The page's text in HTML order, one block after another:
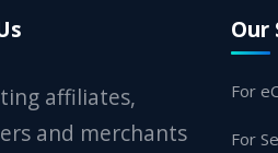
affiliates,
and merchants
Our
For
For